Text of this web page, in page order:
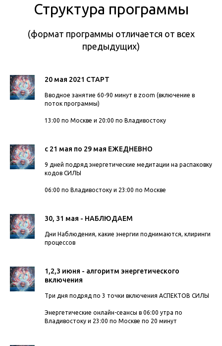
Структура программы
(формат программы отличается от всех
предыдущих)
20 мая 2021 СТАРТ
Вводное занятие 60-90 минут в zoom (включение в
поток программы)
13:00 по Москве и 20:00 по Владивостоку
с 21 мая по 29 мая ЕЖЕДНЕВНО
9 дней подряд энергетические медитации на распаковку
кодов СИЛЫ
06:00 по Владивостоку и 23:00 по Москве
30, 31 мая - НАБЛЮДАЕМ
Дни Наблюдения, какие энергии поднимаются, клиринги
процессов
1,2,3 июня - алгоритм энергетического
включения
Три дня подряд по 3 точки включения АСПЕКТОВ СИЛЫ
Энергетические онлайн-сеансы в 06:00 утра по
Владивостоку и 23:00 по Москве по 20 минут